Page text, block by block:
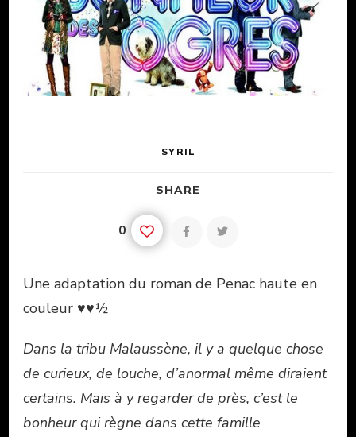
SYRIL
SHARE
0
Une adaptation du roman de Penac haute en
couleur ♥♥½
Dans la tribu Malaussène, il y a quelque chose
de curieux, de louche, d’anormal même diraient
certains. Mais à y regarder de près, c’est le
bonheur qui règne dans cette famille